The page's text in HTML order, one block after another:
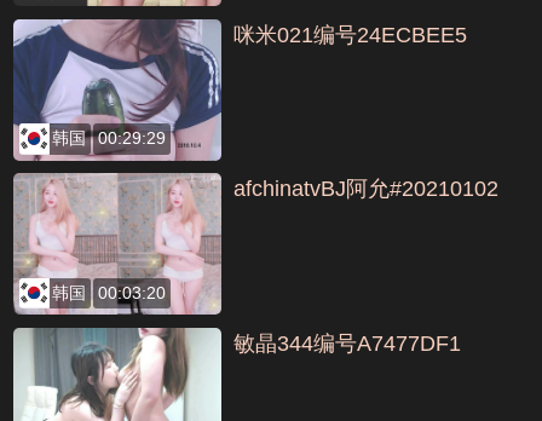
韩国 00:29:29
咪米021编号24ECBEE5
韩国 00:03:20
afchinatvBJ阿允#20210102
敏晶344编号A7477DF1